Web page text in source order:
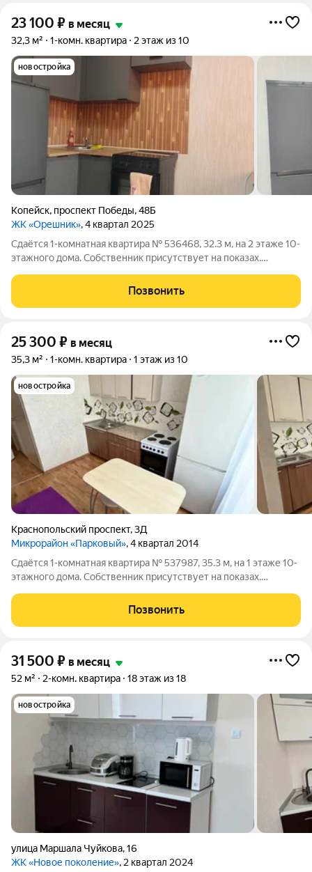
23 100 ₽ в месяц
32,3 м² 1-комн. квартира 2 этаж из 10
новостройка
Копейск, проспект Победы,48Б
ЖК «Орешник», 4 квартал 2025
Сдаётся 1-комнатная квартира № 536468, 32.3 м, на 2 этаже 10-
этажного дома. Собственник присутствует на показах.
оплачиваются отдельно. По условиям проживания: можно с
детьми, без питомцев. Срок
Позвонить
25 300 ₽ в месяц
35,3 м² 1-комн. квартира 1 этаж из 10
новостройка
Краснопольский проспект,3Д
Микрорайон «Парковый», 4 квартал 2014
Сдаётся 1-комнатная квартира № 537987, 35.3 м, на 1 этаже 10-
этажного дома. Собственник присутствует на показах.
оплачиваются отдельно. По условиям проживания: можно с
детьми, можно с питомцами.
Позвонить
31 500 ₽ в месяц
52 м² 2-комн. квартира 18 этаж из 18
новостройка
улица Маршала Чуйкова,16
ЖК «Новое поколение», 2 квартал 2024